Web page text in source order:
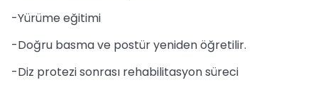
-Yürüme eğitimi
-Doğru basma ve postür yeniden öğretilir.
-Diz protezi sonrası rehabilitasyon süreci